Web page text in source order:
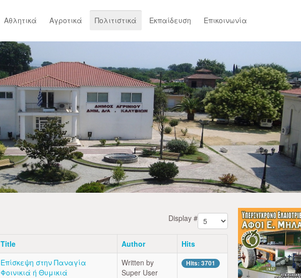
Αθλητικά Αγροτικά Πολιτιστικά Εκπαίδευση Επικοινωνία
Display #
Title Author
Hits
Επίσκεψη στην Παναγία
Φοινικιά ή Θυμικιά
Written by
Super User
Hits: 3701